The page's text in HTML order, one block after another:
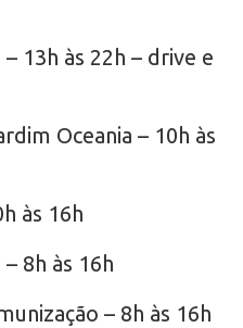
13h às 22h – drive e
Oceania – 10h às
às 16h
8h às 16h
– 8h às 16h